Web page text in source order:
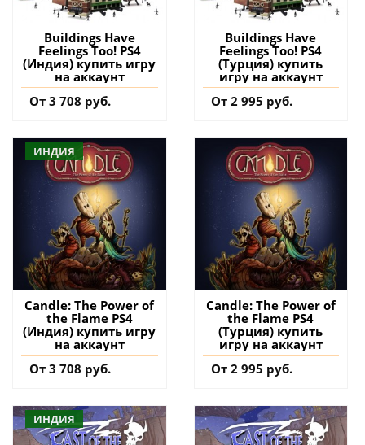
Buildings Have
Feelings Too! PS4
(Индия) купить игру
на аккаунт
От 3 708 руб.
Buildings Have
Feelings Too! PS4
(Турция) купить
игру на аккаунт
От 2 995 руб.
ИНДИЯ
Candle: The Power of
the Flame PS4
(Индия) купить игру
на аккаунт
От 3 708 руб.
Candle: The Power of
the Flame PS4
(Турция) купить
игру на аккаунт
От 2 995 руб.
ИНДИЯ